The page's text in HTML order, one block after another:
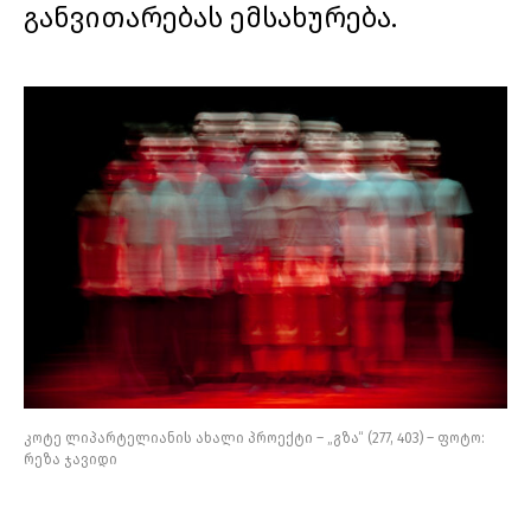
განვითარებას ემსახურება.
კოტე ლიპარტელიანის ახალი პროექტი – „გზა“ (277, 403) – ფოტო:
რეზა ჯავიდი